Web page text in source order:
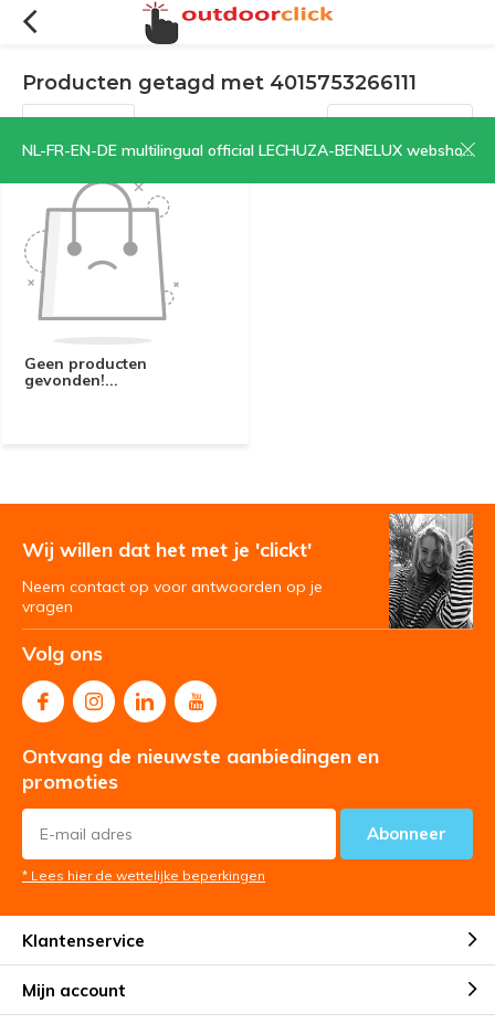
NL-FR-EN-DE multilingual official LECHUZA-BENELUX webshop | CLICK HERE NOW!
Producten getagd met 4015753266111
Filters Sorteren op:
Geen producten
gevonden!...
Wij willen dat het met je 'clickt'
Neem contact op voor antwoorden op je
vragen
Volg ons
Ontvang de nieuwste aanbiedingen en
promoties
Abonneer
* Lees hier de wettelijke beperkingen
Klantenservice
Mijn account